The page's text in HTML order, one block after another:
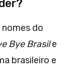
do
Bye Brasile
brasileiro e